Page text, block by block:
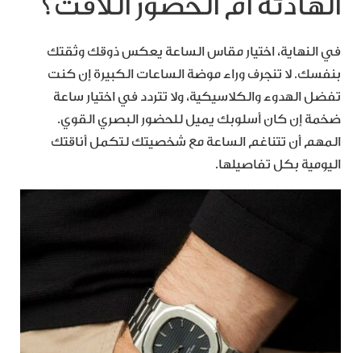
الهادئة أم الحضور اللافت؟
في النهاية، اختيار مقاس الساعة يعكس ذوقك وثقتك
بنفسك. لا تنجرف وراء موضة الساعات الكبيرة إن كنت
تفضل الهدوء والكلاسيكية، ولا تتردد في اختيار ساعة
ضخمة إن كان أسلوبك يميل للحضور البصري القوي.
المهم أن تتناغم الساعة مع شخصيتك لتكمل أناقتك
اليومية بكل تفاصيلها.